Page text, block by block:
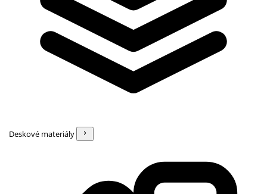
Deskové materiály